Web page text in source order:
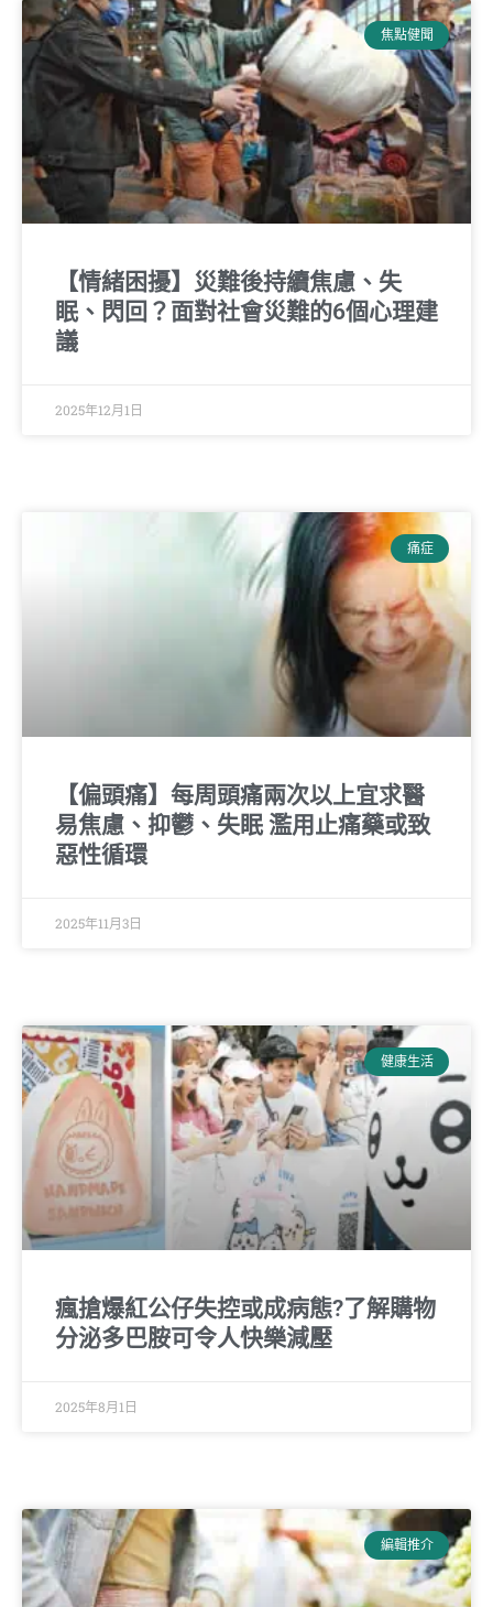
焦點健聞
【情緒困擾】災難後持續焦慮、失
眠、閃回？面對社會災難的6個心理建
議
2025年12月1日
痛症
【偏頭痛】每周頭痛兩次以上宜求醫
易焦慮、抑鬱、失眠 濫用止痛藥或致
惡性循環
2025年11月3日
健康生活
瘋搶爆紅公仔失控或成病態?了解購物
分泌多巴胺可令人快樂減壓
2025年8月1日
編輯推介